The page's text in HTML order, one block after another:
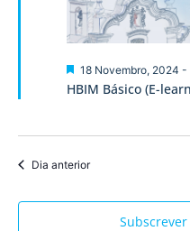
HBIM Básico (E-
Destaque
18 Novembro, 2024 -
Dia anterior